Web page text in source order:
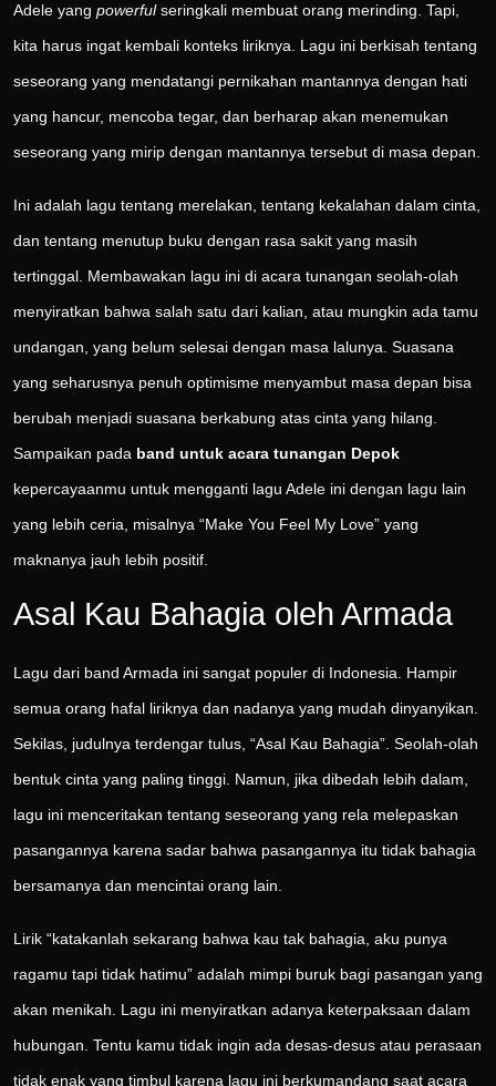
Adele yang powerfulseringkali membuat orang merinding. Tapi,
kita harus ingat kembali konteks liriknya. Lagu ini berkisah tentang
seseorang yang mendatangi pernikahan mantannya dengan hati
yang hancur, mencoba tegar, dan berharap akan menemukan
seseorang yang mirip dengan mantannya tersebut di masa depan.
Ini adalah lagu tentang merelakan, tentang kekalahan dalam cinta,
dan tentang menutup buku dengan rasa sakit yang masih
tertinggal. Membawakan lagu ini di acara tunangan seolah-olah
menyiratkan bahwa salah satu dari kalian, atau mungkin ada tamu
undangan, yang belum selesai dengan masa lalunya. Suasana
yang seharusnya penuh optimisme menyambut masa depan bisa
berubah menjadi suasana berkabung atas cinta yang hilang.
Sampaikan pada band untuk acara tunangan Depok
kepercayaanmu untuk mengganti lagu Adele ini dengan lagu lain
yang lebih ceria, misalnya “Make You Feel My Love” yang
maknanya jauh lebih positif.
Asal Kau Bahagia oleh Armada
Lagu dari band Armada ini sangat populer di Indonesia. Hampir
semua orang hafal liriknya dan nadanya yang mudah dinyanyikan.
Sekilas, judulnya terdengar tulus, “Asal Kau Bahagia”. Seolah-olah
bentuk cinta yang paling tinggi. Namun, jika dibedah lebih dalam,
lagu ini menceritakan tentang seseorang yang rela melepaskan
pasangannya karena sadar bahwa pasangannya itu tidak bahagia
bersamanya dan mencintai orang lain.
Lirik “katakanlah sekarang bahwa kau tak bahagia, aku punya
ragamu tapi tidak hatimu” adalah mimpi buruk bagi pasangan yang
akan menikah. Lagu ini menyiratkan adanya keterpaksaan dalam
hubungan. Tentu kamu tidak ingin ada desas-desus atau perasaan
tidak enak yang timbul karena lagu ini berkumandang saat acara